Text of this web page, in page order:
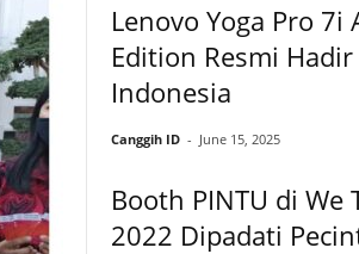
Lenovo Yoga Pro 7i
Edition Resmi Hadir
Indonesia
Canggih ID - June 15, 2025
Booth PINTU di We
2022 Dipadati